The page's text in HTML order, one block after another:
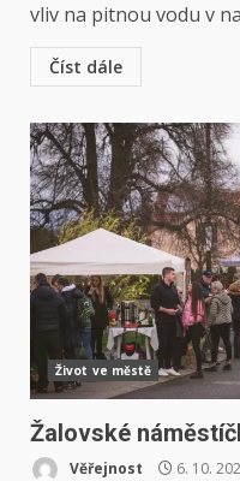
vliv na pitnou vodu v
Číst dále
Život ve městě
Žalovské
Věřejnost 6. 10.